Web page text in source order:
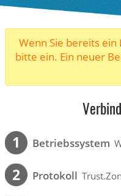
Wenn Sie bereits ein
bitte ein. Ein neuer
1 Betriebssystem
2 Protokoll